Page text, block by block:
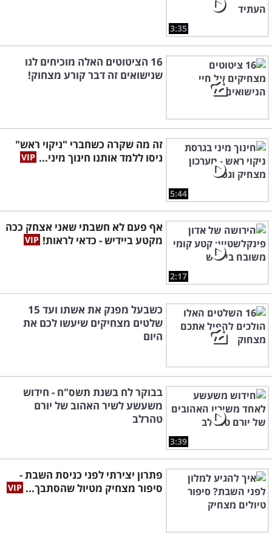
3:35
16 הציטוטים האלה מוכיחים לנו
שנישואים זה דבר קורע מצחוק!
5:44
זה מה שקרה כשחברי "ניקוי ראש"
ניסו ללמד אותנו חינוך מיני...
2:17
אף פעם לא חשבתי שאני אצחק ככה
מקטע ביידיש - כדאי לראות!
כשבעל מפנק את אשתו ועד 15
שלטים מצחיקים שיעשו לכם את
היום
3:39
בבוקר לח בשנת תשס"ח - חידוש
משעשע לשיר האהוב של יורם
טהרלב
פתרון יצירתי לפני כניסת השבת -
סיפור מצחיק מטיול שהסתבך...